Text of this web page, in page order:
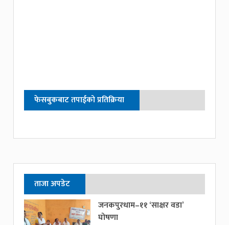
फेसबुकबाट तपाईको प्रतिक्रिया
ताजा अपडेट
जनकपुरधाम–११ ‘साक्षर वडा’
घोषणा